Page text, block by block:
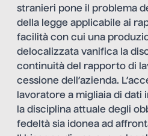
stranieri pone il problema
della legge applicabile ai
facilità con cui una
delocalizzata vanifica la
continuità del rapporto di
cessione dell’azienda.
lavoratore a migliaia di dati
la disciplina attuale degli
fedeltà sia idonea ad